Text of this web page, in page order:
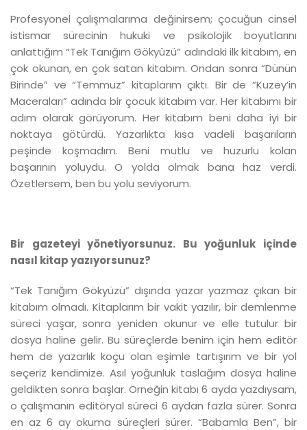
Profesyonel çalışmalarıma değinirsem; çocuğun cinsel
istismar sürecinin hukuki ve psikolojik boyutlarını
anlattığım “Tek Tanığım Gökyüzü” adındaki ilk kitabım, en
çok okunan, en çok satan kitabım. Ondan sonra “Dünün
Birinde” ve “Temmuz” kitaplarım çıktı. Bir de “Kuzey’in
Maceraları” adında bir çocuk kitabım var. Her kitabımı bir
adım olarak görüyorum. Her kitabım beni daha iyi bir
noktaya götürdü. Yazarlıkta kısa vadeli başarıların
peşinde koşmadım. Beni mutlu ve huzurlu kolan
başarının yoluydu. O yolda olmak bana haz verdi.
Özetlersem, ben bu yolu seviyorum.
Bir gazeteyi yönetiyorsunuz. Bu yoğunluk içinde
nasıl kitap yazıyorsunuz?​​​​​​​
“Tek Tanığım Gökyüzü” dışında yazar yazmaz çıkan bir
kitabım olmadı. Kitaplarım bir vakit yazılır, bir demlenme
süreci yaşar, sonra yeniden okunur ve elle tutulur bir
dosya haline gelir. Bu süreçlerde benim için hem editör
hem de yazarlık koçu olan eşimle tartışırım ve bir yol
seçeriz kendimize. Asıl yoğunluk taslağım dosya haline
geldikten sonra başlar. Örneğin kitabı 6 ayda yazdıysam,
o çalışmanın editöryal süreci 6 aydan fazla sürer. Sonra
en az 6 ay okuma süreçleri sürer. “Babamla Ben”, bir